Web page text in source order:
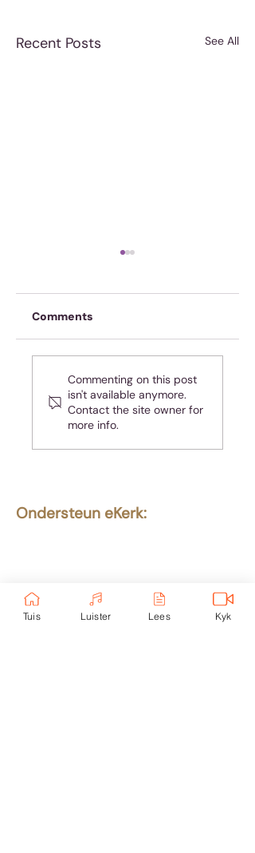
Recent Posts See All
Oefen jou geheue
Comments
Commenting on this post
isn't available anymore.
Contact the site owner for
more info.
Ondersteun eKerk:
Rekening:
4059 699 232
Epos:
Tuis Luister Lees Kyk